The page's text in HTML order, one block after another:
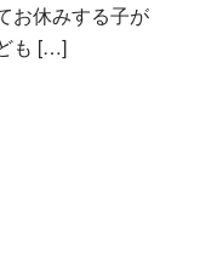
お休みする子が
も […]